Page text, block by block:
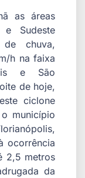
as áreas
Sudeste
de chuva,
h na faixa
e São
de hoje,
ciclone
município
ocorrência
2,5 metros
da